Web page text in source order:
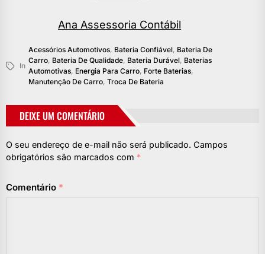
Ana Assessoria Contábil
In
Acessórios Automotivos, Bateria Confiável, Bateria De
Carro, Bateria De Qualidade, Bateria Durável, Baterias
Automotivas, Energia Para Carro, Forte Baterias,
Manutenção De Carro, Troca De Bateria
DEIXE UM COMENTÁRIO
O seu endereço de e-mail não será publicado. Campos
obrigatórios são marcados com *
Comentário *